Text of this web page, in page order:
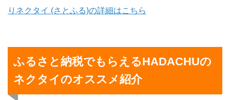
りネクタイ (さとふる)の詳細はこちら
ふるさと納税でもらえるHADACHUの
ネクタイのオススメ紹介